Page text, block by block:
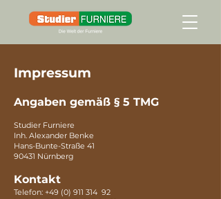
Impressum
​​Angaben gemäß § 5 TMG
Studier Furniere
Inh. Alexander Benke
Hans-Bunte-Straße 41
90431 Nürnberg
Kontakt
Telefon: +49 (0) 911 314 92